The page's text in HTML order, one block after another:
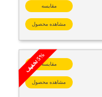
مقایسه
مشاهده محصول
5
%
ت
خ
ف
ی
ف
مقایسه
مشاهده محصول